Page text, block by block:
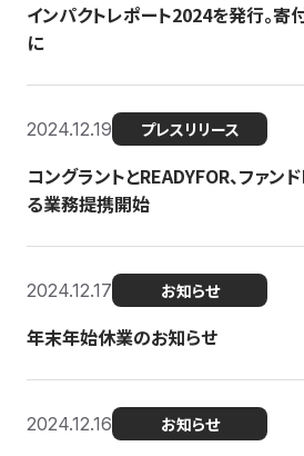
インパクトレポート2024を発行。
に
2024.12.19 プレスリリース
コングラントとREADYFOR、ファン
る業務提携開始
2024.12.17 お知らせ
年末年始休業のお知らせ
2024.12.16 お知らせ